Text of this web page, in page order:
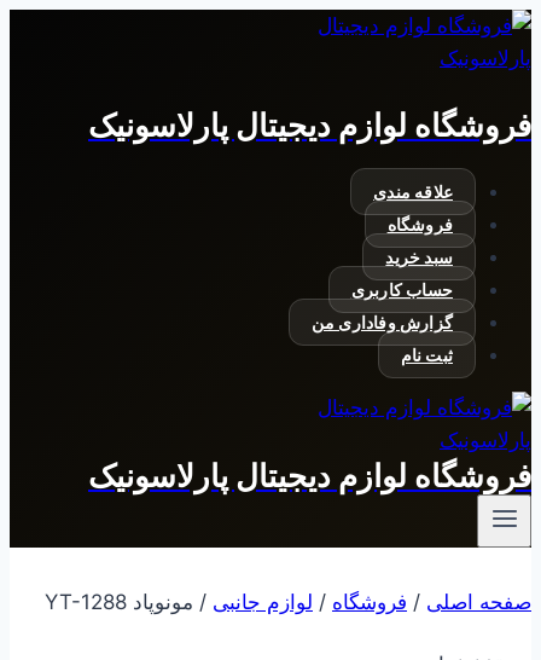
بازگشت
به
فروشگاه لوازم دیجیتال پارلاسونیک
علاقه مندی
فروشگاه
سبد خرید
حساب کاربری
گزارش وفاداری من
ثبت نام
فروشگاه لوازم دیجیتال پارلاسونیک
صفحه اصلی / فروشگاه / لوازم جانبی / مونوپاد YT-1288